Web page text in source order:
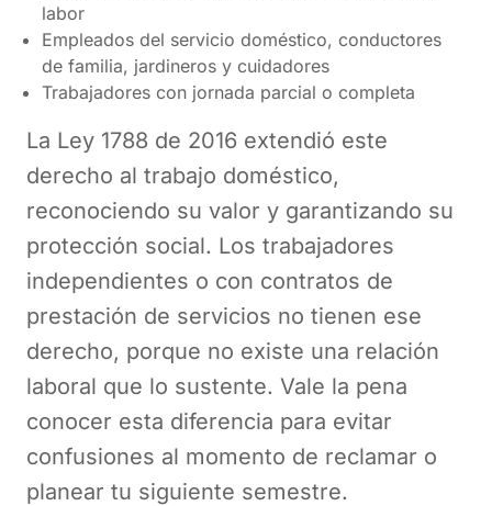
labor
Empleados del servicio doméstico, conductores
de familia, jardineros y cuidadores
Trabajadores con jornada parcial o completa
La Ley 1788 de 2016 extendió este
derecho al trabajo doméstico,
reconociendo su valor y garantizando su
protección social. Los trabajadores
independientes o con contratos de
prestación de servicios no tienen ese
derecho, porque no existe una relación
laboral que lo sustente. Vale la pena
conocer esta diferencia para evitar
confusiones al momento de reclamar o
planear tu siguiente semestre.